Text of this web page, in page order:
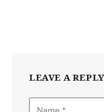
LEAVE A REPLY